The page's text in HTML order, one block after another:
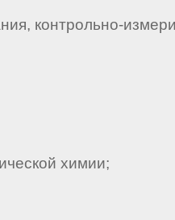
контрольно-
химии;